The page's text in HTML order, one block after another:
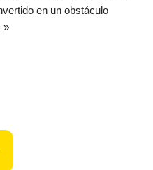
en un obstáculo
»